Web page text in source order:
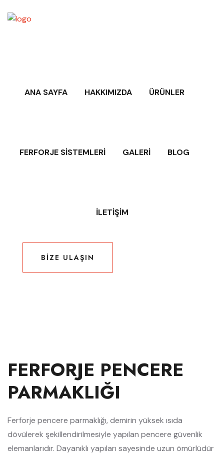
ANA SAYFA HAKKIMIZDA ÜRÜNLER
FERFORJE SISTEMLERI GALERI BLOG
İLETIŞIM
BIZE ULAŞIN
BIZE ULAŞIN
FERFORJE PENCERE
PARMAKLIĞI
Ferforje pencere parmaklığı, demirin yüksek ısıda
dövülerek şekillendirilmesiyle yapılan pencere güvenlik
elemanlarıdır. Dayanıklı yapıları sayesinde uzun ömürlüdür